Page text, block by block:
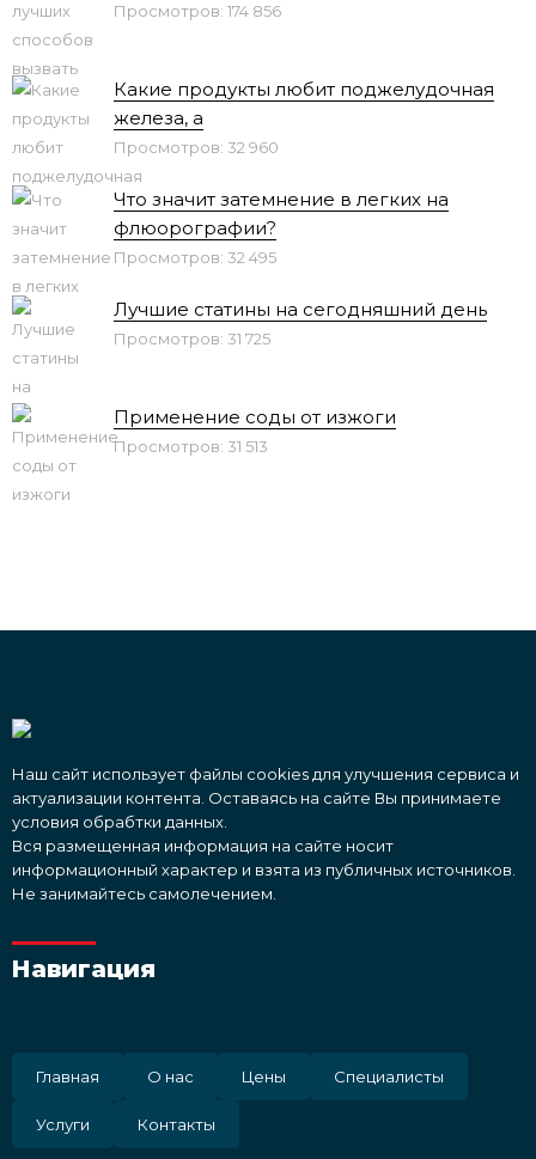
Просмотров: 174 856
Какие продукты любит поджелудочная
железа, а
Просмотров: 32 960
Что значит затемнение в легких на
флюорографии?
Просмотров: 32 495
Лучшие статины на сегодняшний день
Просмотров: 31 725
Применение соды от изжоги
Просмотров: 31 513
Наш сайт использует файлы cookies для улучшения сервиса и
актуализации контента. Оставаясь на сайте Вы принимаете
условия обрабтки данных.
Вся размещенная информация на сайте носит
информационный характер и взята из публичных источников.
Не занимайтесь самолечением.
Навигация
Главная О нас Цены Специалисты
Услуги Контакты